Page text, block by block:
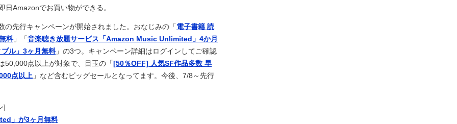
と生茶が供えられる
すめのおつまに
日本に定着させる」国家公務員月給3.51％増へ 地方公務員も
訴状が届いた私 → 夫と私、さらにいずれも同じ学校の生徒
！中国人「尊敬に値する」「中国に彼のような使命感を持つ
させてしまった結果ｗｗｗｗｗｗ
地
日Amazonでお買い物ができる。
の先行キャンペーンが開始されました。おなじみの「 電子書籍 読
料」「 音楽聴き放題サービス「Amazon Music Unlimited」4か月
ル」3ヶ月無料」の3つ。キャンペーン詳細はログインしてご確認
50,000点以上が対象で、目玉の「 [50％OFF] 人気SF作品多数 早
点以上 」など含むビッグセールとなってます。今後、7/8～先行
]
」が3ヶ月無料